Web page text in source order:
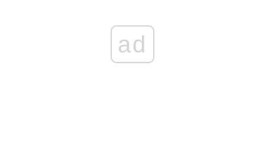
ad